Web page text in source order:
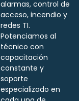
alarmas, control de
acceso, incendio y
redes TI.
Potenciamos al
técnico con
capacitación
constante y
soporte
especializado en